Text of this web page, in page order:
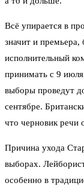
Всё упирается в
значит и премьера,
исполнительный
принимать с 9
выборы проведут
сентябре.
что черновик речи
Причина ухода
выборах.
особенно в